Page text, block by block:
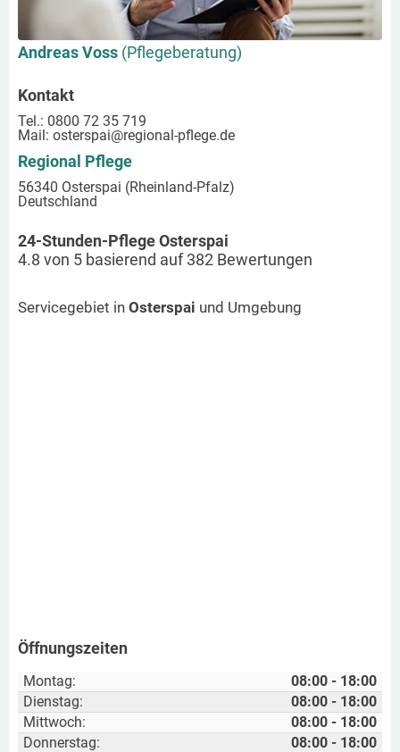
Andreas Voss (Pflegeberatung)
Kontakt
Tel.: 0800 72 35 719
Mail: osterspai@regional-pflege.de
Regional Pflege
56340 Osterspai (Rheinland-Pfalz)
Deutschland
24-Stunden-Pflege Osterspai
4.8 von 5 basierend auf382 Bewertungen
Servicegebiet in Osterspai und Umgebung
Öffnungszeiten
Montag:
08:00 - 18:00
Dienstag:
08:00 - 18:00
Mittwoch:
08:00 - 18:00
Donnerstag:
08:00 - 18:00